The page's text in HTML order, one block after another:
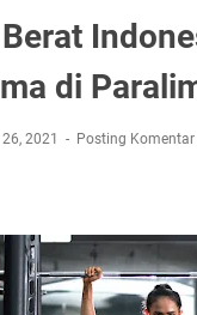
di
2021 Posting Komentar